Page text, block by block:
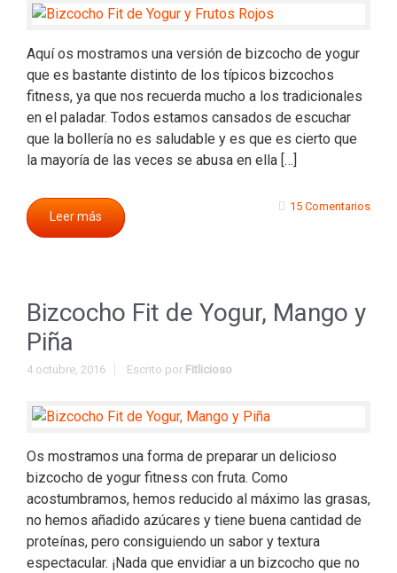
Aquí os mostramos una versión de bizcocho de yogur
que es bastante distinto de los típicos bizcochos
fitness, ya que nos recuerda mucho a los tradicionales
en el paladar. Todos estamos cansados de escuchar
que la bollería no es saludable y es que es cierto que
la mayoría de las veces se abusa en ella […]
Leer más
15 Comentarios
Bizcocho Fit de Yogur, Mango y
Piña
4 octubre, 2016 Escrito por Fitlicioso
Os mostramos una forma de preparar un delicioso
bizcocho de yogur fitness con fruta. Como
acostumbramos, hemos reducido al máximo las grasas,
no hemos añadido azúcares y tiene buena cantidad de
proteínas, pero consiguiendo un sabor y textura
espectacular. ¡Nada que envidiar a un bizcocho que no